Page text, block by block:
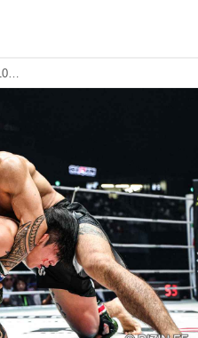
【試合結果】RIZIN.51 第10試合／伊藤裕樹 vs. 山本アーセン